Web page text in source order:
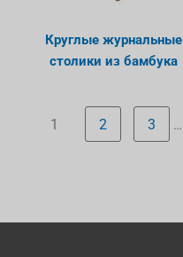
Круглые журнальные
столики из бамбука
1 2 3 …